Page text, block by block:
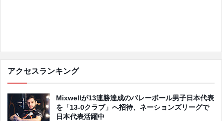
アクセスランキング
Mixwellが13連勝達成のバレーボール男子日本代表
を「13-0クラブ」へ招待、ネーションズリーグで
日本代表活躍中